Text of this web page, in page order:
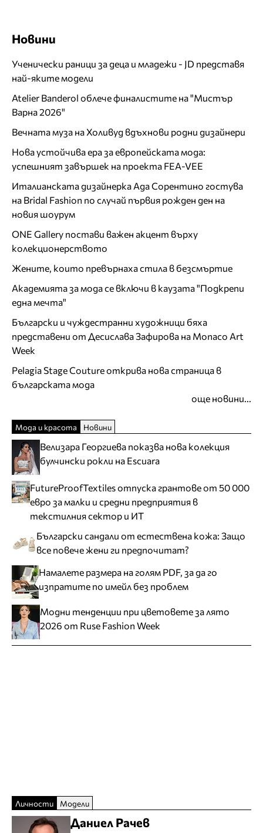
Новини
Ученически раници за деца и младежи - JD представя
най-яките модели
Atelier Banderol облече финалистите на "Мистър
Варна 2026"
Вечната муза на Холивуд вдъхнови родни дизайнери
Нова устойчива ера за европейската мода:
успешният завършек на проекта FEA-VEE
Италианската дизайнерка Ада Сорентино гостува
на Bridal Fashion по случай първия рожден ден на
новия шоурум
ONE Gallery постави важен акцент върху
колекционерството
Жените, които превърнаха стила в безсмъртие
Академията за мода се включи в каузата "Подкрепи
една мечта"
Български и чуждестранни художници бяха
представени от Десислава Зафирова на Monaco Art
Week
Pelagia Stage Couture открива нова страница в
българската мода
още новини...
Мода и красота Новини
Велизара Георгиева показва нова колекция
булчински рокли на Escuara
FutureProofTextiles отпуска грантове от 50 000
евро за малки и средни предприятия в
текстилния сектор и ИТ
Български сандали от естествена кожа: Защо
все повече жени ги предпочитат?
Намалете размера на голям PDF, за да го
изпратите по имейл без проблем
Модни тенденции при цветовете за лято
2026 от Ruse Fashion Week
Личности Модели
Даниел Рачев